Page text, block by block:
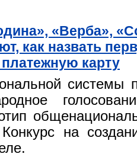
«Верба»,
как назвать
карту
системы
на